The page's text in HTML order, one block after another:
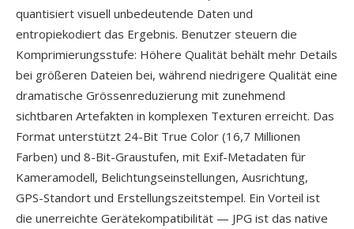
quantisiert visuell unbedeutende Daten und
entropiekodiert das Ergebnis. Benutzer steuern die
Komprimierungsstufe: Höhere Qualität behält mehr Details
bei größeren Dateien bei, während niedrigere Qualität eine
dramatische Grössenreduzierung mit zunehmend
sichtbaren Artefakten in komplexen Texturen erreicht. Das
Format unterstützt 24-Bit True Color (16,7 Millionen
Farben) und 8-Bit-Graustufen, mit Exif-Metadaten für
Kameramodell, Belichtungseinstellungen, Ausrichtung,
GPS-Standort und Erstellungszeitstempel. Ein Vorteil ist
die unerreichte Gerätekompatibilität — JPG ist das native